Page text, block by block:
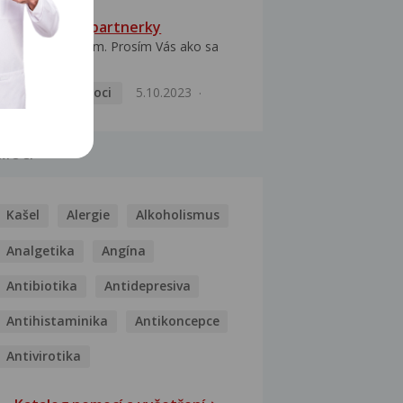
HPV typ 52 u partnerky
Dobrý deň prajem. Prosím Vás ako sa
Pohlavní nemoci
5.10.2023
Kašel Alergie Alkoholismus
Analgetika Angína
Antibiotika Antidepresiva
Antihistaminika Antikoncepce
Antivirotika